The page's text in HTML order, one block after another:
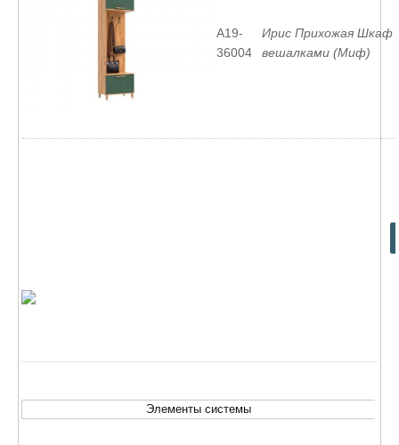
A19-
36004
Ирис Прихожая Шкаф
вешалками (Миф)
Элементы системы